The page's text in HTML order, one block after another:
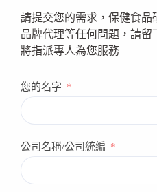
請提交您的需求，保健食品
品牌代理等任何問題，請
將指派專人為您服務
您的名字
公司名稱/公司統編